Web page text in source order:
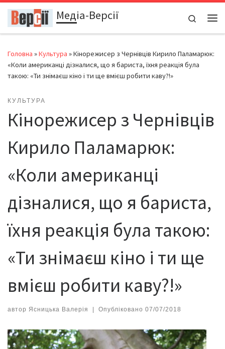
Перейти до вмістуМедіа-Версії
Search
Головна »Культура »Кінорежисер з Чернівців Кирило Паламарюк:
«Коли американці дізналися, що я бариста, їхня реакція була
такою: «Ти знімаєш кіно і ти ще вмієш робити каву?!»
КУЛЬТУРА
Кінорежисер з Чернівців
Кирило Паламарюк:
«Коли американці
дізналися, що я бариста,
їхня реакція була такою:
«Ти знімаєш кіно і ти ще
вмієш робити каву?!»
автор Ясницька Валерія | Опубліковано 07/07/2018